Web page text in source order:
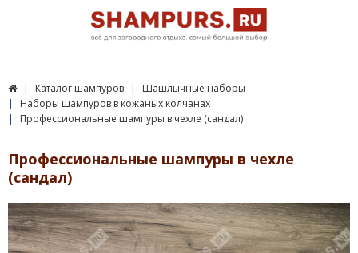
Каталог шампуров
Шашлычные наборы
Наборы шампуров в кожаных колчанах
Профессиональные шампуры в чехле (сандал)
Профессиональные шампуры в чехле
(сандал)